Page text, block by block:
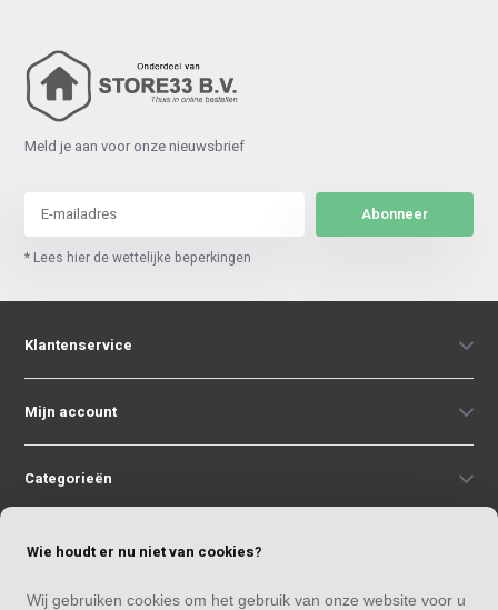
Meld je aan voor onze nieuwsbrief
Abonneer
* Lees hier de wettelijke beperkingen
Klantenservice
Mijn account
Categorieën
Contact
Wie houdt er nu niet van cookies?
Wij gebruiken cookies om het gebruik van onze website voor u